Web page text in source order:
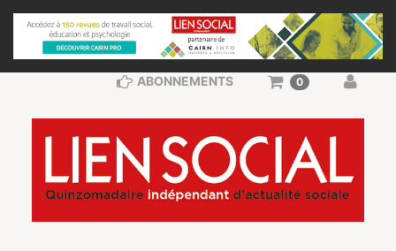
ABONNEMENTS 0